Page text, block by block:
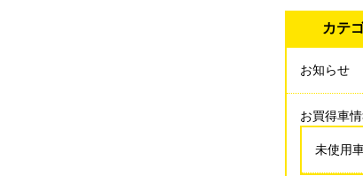
カテ
お知らせ
お買得車
未使用